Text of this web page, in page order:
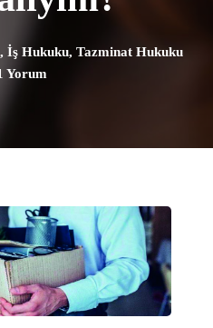
, İş Hukuku, Tazminat Hukuku
Yorum